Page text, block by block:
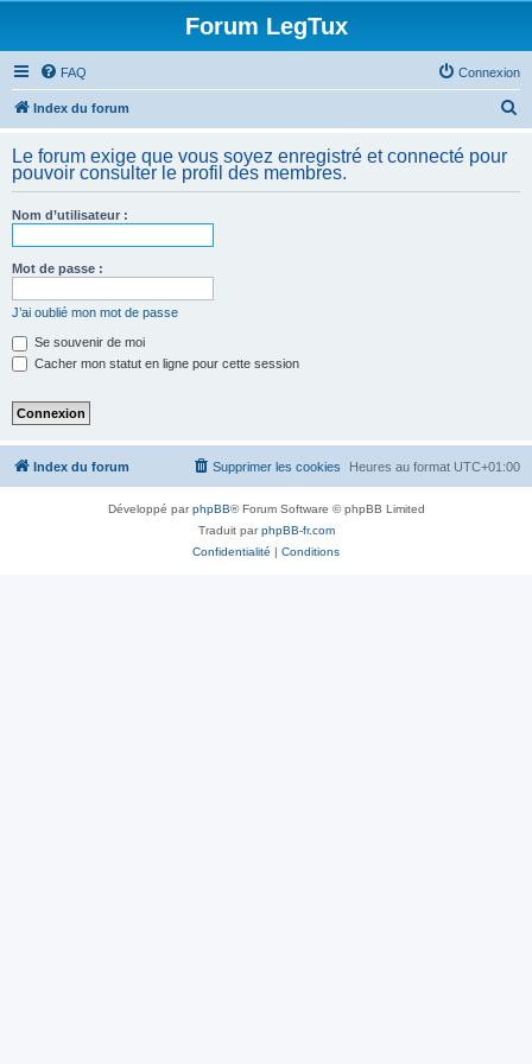
Forum LegTux
FAQ Connexion
Index du forum
h
Le forum exige que vous soyez enregistré et connecté pour
pouvoir consulter le profil des membres.
Nom d’utilisateur :
Mot de passe :
J’ai oublié mon mot de passe
Se souvenir de moi
Cacher mon statut en ligne pour cette session
Index du forum Heures au format UTC+01:00
Supprimer les cookies
Développé parphpBB® Forum Software © phpBB Limited
Traduit parphpBB-fr.com
Confidentialité | Conditions